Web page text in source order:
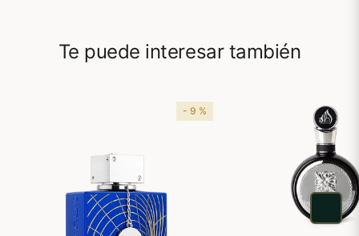
Te puede interesar también
- 9 %